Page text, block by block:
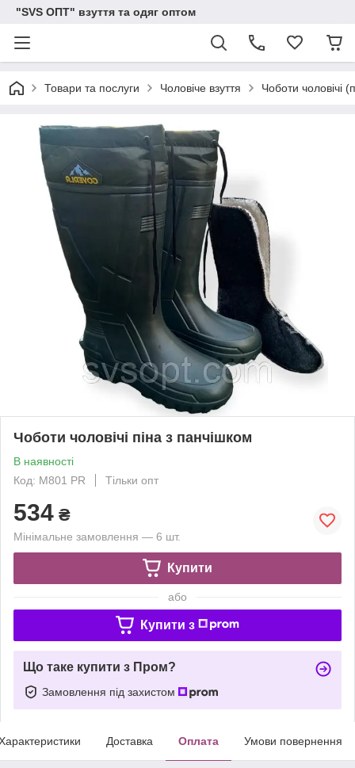
"SVS ОПТ" взуття та одяг оптом
Товари та послуги Чоловіче взуття Чоботи чоловічі
Чоботи чоловічі піна з панчішком
В наявності
Код: М801 PR
Тільки опт
534 ₴
Мінімальне замовлення — 6 шт.
Купити
або
Купити з
Що таке купити з Пром?
Замовлення під захистом
Доставка Оплата Умови повернення